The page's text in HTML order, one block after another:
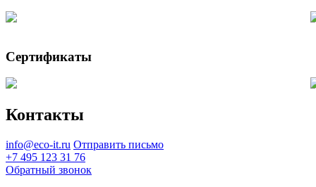
Сертификаты
Контакты
info@eco-it.ru Отправить письмо
+7 495 123 31 76
Обратный звонок